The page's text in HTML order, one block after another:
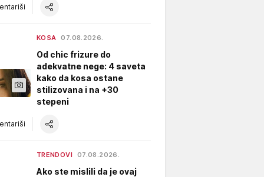
KOSA 07.08.2026.
Od chic frizure do
adekvatne nege: 4 saveta
kako da kosa ostane
stilizovana i na +30
stepeni
TRENDOVI 07.08.2026.
Ako ste mislili da je ovaj